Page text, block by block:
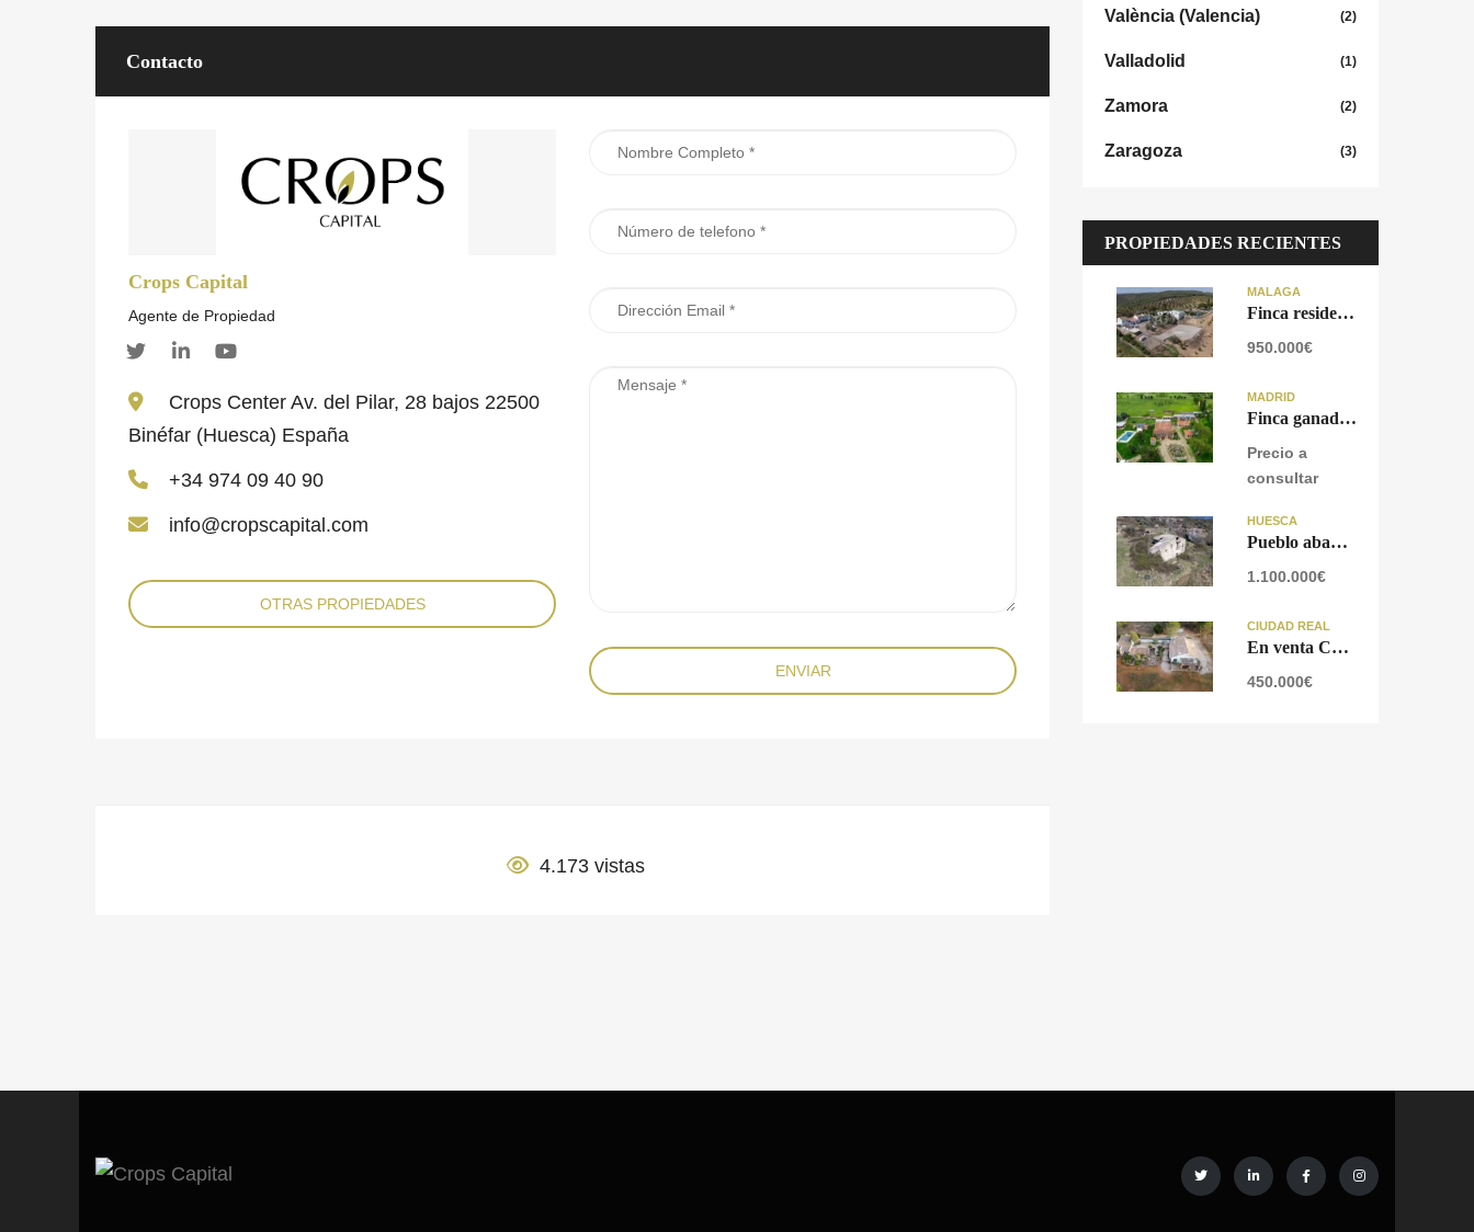
Contacto
Crops Capital
Agente de Propiedad
Crops Center Av. del Pilar, 28 bajos 22500
Binéfar (Huesca) España
+34 974 09 40 90
info@cropscapital.com
OTRAS PROPIEDADES
ENVIAR
4.173 vistas
València (Valencia) (2)
Valladolid (1)
Zamora (2)
Zaragoza (3)
PROPIEDADES RECIENTES
MÁLAGA
Finca residencial y ecuestre en venta cerca de Málaga
950.000€
MADRID
Finca ganadera en venta cerca de Madrid
Precio a
consultar
HUESCA
Pueblo abandonado con proyecto urbanístico aprobado en Prepirineo Aragonés.
1.100.000€
CIUDAD REAL
En venta Cortijo Rural en Lagunas de Ruidera, Ciudad Real.
450.000€